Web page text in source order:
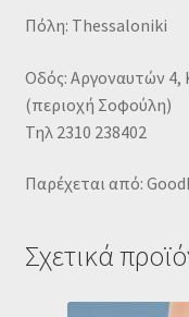
Πόλη: Thessaloniki
Οδός: Αργοναυτών 4,
(περιοχή Σοφούλη)
Τηλ 2310 238402
Παρέχεται από:
Σχετικά